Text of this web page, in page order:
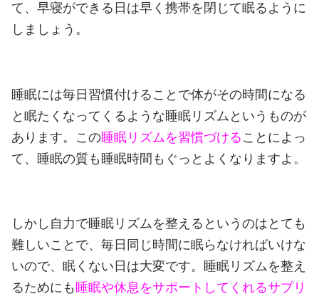
て、早寝ができる日は早く携帯を閉じて眠るように
しましょう。
睡眠には毎日習慣付けることで体がその時間になる
と眠たくなってくるような睡眠リズムというものが
あります。
この睡眠リズムを習慣づける ことによっ
て、睡眠の質も睡眠時間もぐっとよくなりますよ。
しかし自力で睡眠リズムを整えるというのはとても
難しいことで、毎日同じ時間に眠らなければいけな
いので、眠くない日は大変です。
睡眠リズムを整え
るためにも 睡眠や休息をサポートしてくれるサプリ